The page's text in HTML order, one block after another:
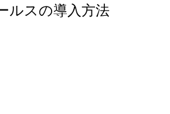
ルスの導入方法